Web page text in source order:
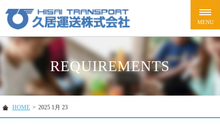
REQUIREMENTS
HOME > 2025 1月 23